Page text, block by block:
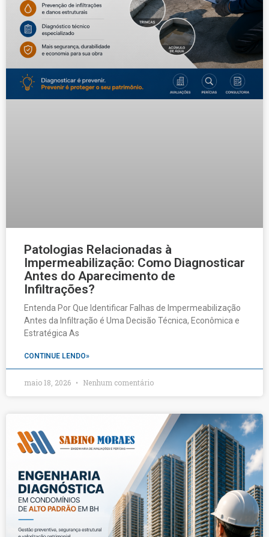
Patologias Relacionadas à
Impermeabilização: Como Diagnosticar
Antes do Aparecimento de
Infiltrações?
Entenda Por Que Identificar Falhas de Impermeabilização
Antes da Infiltração é Uma Decisão Técnica, Econômica e
Estratégica As
CONTINUE LENDO»
maio 18, 2026 Nenhum comentário